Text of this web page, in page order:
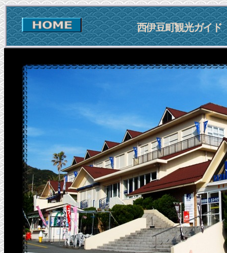
西伊豆町観光ガイド